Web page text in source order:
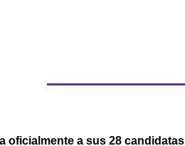
oficialmente a sus 28 candidatas